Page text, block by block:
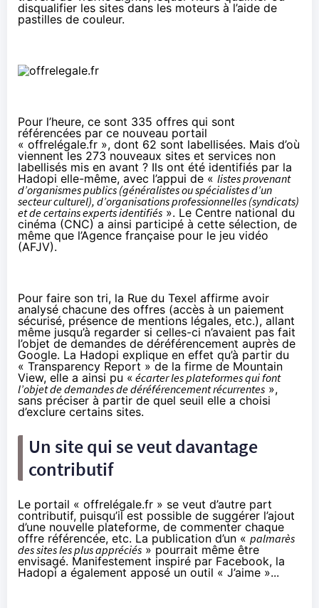
disqualifier les sites dans les moteurs à l’aide de
pastilles de couleur.
Pour l’heure, ce sont 335 offres qui sont
référencées par ce nouveau portail
« offrelégale.fr », dont 62 sont labellisées. Mais d’où
viennent les 273 nouveaux sites et services non
labellisés mis en avant ? Ils ont été identifiés par la
Hadopi elle-même, avec l’appui de « listes provenant
d’organismes publics (généralistes ou spécialistes d’un
secteur culturel), d’organisations professionnelles (syndicats)
et de certains experts identifiés ». Le Centre national du
cinéma (CNC) a ainsi participé à cette sélection, de
même que l’Agence française pour le jeu vidéo
(AFJV).
Pour faire son tri, la Rue du Texel affirme avoir
analysé chacune des offres (accès à un paiement
sécurisé, présence de mentions légales, etc.), allant
même jusqu’à regarder si celles-ci n’avaient pas fait
l’objet de demandes de déréférencement auprès de
Google. La Hadopi explique en effet qu’à partir du
« Transparency Report » de la firme de Mountain
View, elle a ainsi pu « écarter les plateformes qui font
l’objet de demandes de déréférencement récurrentes »,
sans préciser à partir de quel seuil elle a choisi
d’exclure certains sites.
Un site qui se veut davantage
contributif
Le portail « offrelégale.fr » se veut d’autre part
contributif, puisqu’il est possible de suggérer l’ajout
d’une nouvelle plateforme, de commenter chaque
offre référencée, etc. La publication d’un « palmarès
des sites les plus appréciés » pourrait même être
envisagé. Manifestement inspiré par Facebook, la
Hadopi a également apposé un outil « J’aime »...